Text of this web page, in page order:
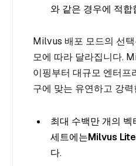
와 같은 경우에 적합
Milvus 배포 모드의 선
모에 따라 달라집니다.
이핑부터 대규모 엔터프
구에 맞는 유연하고 강
최대 수백만 개의
세트에는Milvus
다.